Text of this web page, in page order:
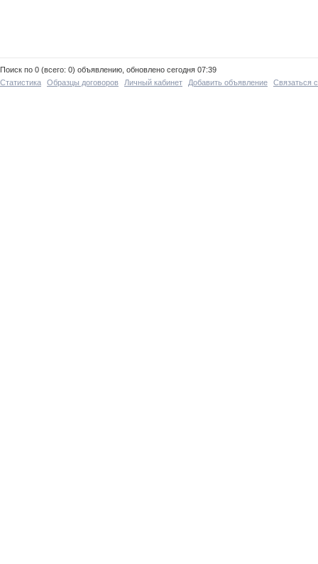
Поиск по 0 (всего: 0) объявлению, обновлено сегодня 07:39
Статистика
Образцы договоров Личный кабинет Добавить объявление Связаться